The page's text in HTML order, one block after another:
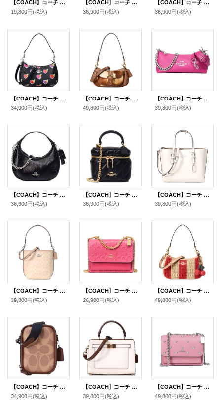
【COACH】コーチ レザー チェーン ショルダー クロスボディ クラッチ リストレット 3WAY 斜め掛けバッグ ヴィンテージピンク（日本未発売）
19,800円(税込)
【COACH】コーチ バッグ 三日月型 カルメン パテントレザー ミニ ロゴ 2way チェーン クロスボディ 斜め掛け ショルダーバッグ ハンドバッグ ピンク（日本未発売）
36,900円(税込)
【COACH】コーチ バッグ スエード レザー ミニ アシュトン 2way クロスボディ 斜め掛け ショルダー ハンドバッグ ミント（日本未発売）
36,900円(税込)
【COACH】コーチ バッグ ハートボルト PVC レザー テリ ロゴ 2way クロスボディ 斜め掛け ショルダー ハンドバッグ ブラックマルチ（日本未発売）
34,900円(税込)
【COACH】コーチ バッグ ヘアカーフ レザー アニマル柄 カウプリント ミニ アシュトン 2way クロスボディ 斜め掛け ショルダー ハンドバッグ カウマルチ（日本未発売）
49,800円(税込)
【COACH】コーチ ぺブルレザー シャーロット クロスボディ チェーン 3WAY ショルダー 斜め掛け クラッチ ハンドバッグ ブライトバイオレット（日本未発売）
39,800円(税込)
【COACH】コーチ バッグ 三日月型 カルメン パテントレザー ミニ ロゴ 2way チェーン クロスボディ 斜め掛け ショルダーバッグ ハンドバッグ ブラック（日本未発売）
36,900円(税込)
【COACH】コーチ バッグ レザー キルティング アヴァ ロゴ スクエア ボックス チェーン クロスボディ 2WAY 斜め掛け ショルダー ハンドバッグ ブラック（日本未発売）
36,900円(税込)
【COACH】コーチ バッグ トート レザー モリー 25 ロゴ 2WAY クロスボディ 斜め掛け ショルダー ハンドバッグ チャーク（日本未発売）
39,800円(税込)
【COACH】コーチ バッグ バケツ型 コーティングキャンバス レザー シグネチャー シティ バケット ロゴ 2way レザー クロスボディ 斜め掛け ショルダー ハンドバッグ サンド×トープ（日本未発売）
39,800円(税込)
【COACH】コーチ レザー シグネチャー 型押し クレア チェーン クロスボディ 2way 斜め掛け ショルダー バッグ ストロベリーヘイズ（日本未発売）
26,900円(税込)
【COACH】コーチ バッグ かごバッグ ストロー レザー ストライプ テリ チャーム付き ロゴ 2way クロスボディ 斜め掛け ショルダー ハンドバッグ レッド×タン（日本未発売）
49,800円(税込)
【COACH】コーチ メンズ バッグ コーティングキャンバス レザー シグネチャー スタントン 2WAY クロスボディ 斜め掛け ショルダー バッグ タン×ビンテージブラウン〔日本未発売〕
34,900円(税込)
【COACH】コーチ レザー ミニ レーン ハンドル クロスボディ 斜め掛け 2WAY ショルダー ハンドバッグ チャーク×ペニーマルチ（日本未発売）
39,800円(税込)
【COACH】コーチ バッグ レザー スタッズ ハート リベット ロゴ ミニ クレア チェーン クロスボディ 2way 斜め掛け ショルダー バッグ ピオニー（日本未発売）
49,800円(税込)